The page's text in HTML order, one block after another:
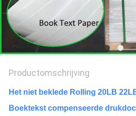
Productomschrijving
Het niet beklede Rolling 20LB
Boektekst compenseerde